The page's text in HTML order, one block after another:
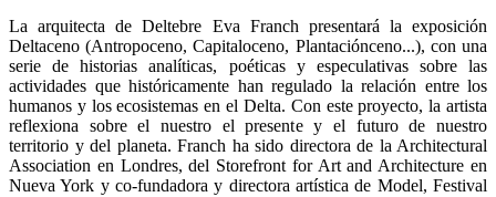
La arquitecta de Deltebre Eva Franch presentará la exposición
Deltaceno (Antropoceno, Capitaloceno, Plantaciónceno...), con una
serie de historias analíticas, poéticas y especulativas sobre las
actividades que históricamente han regulado la relación entre los
humanos y los ecosistemas en el Delta. Con este proyecto, la artista
reflexiona sobre el nuestro el presente y el futuro de nuestro
territorio y del planeta. Franch ha sido directora de la Architectural
Association en Londres, del Storefront for Art and Architecture en
Nueva York y co-fundadora y directora artística de Model, Festival